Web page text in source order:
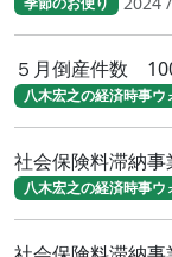
５月倒産件数
八木宏之の経済時事ウ
社会保険料滞納
八木宏之の経済時事ウ